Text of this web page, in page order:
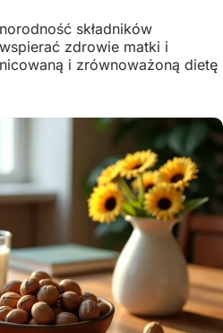
składników
zdrowie matki i
i zrównoważoną dietę